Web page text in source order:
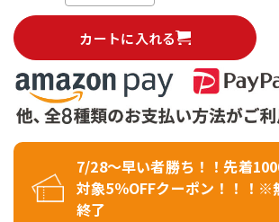
カートに入れる
7/28～早い者勝ち！！先着
対象5％OFFクーポン！！！※
終了